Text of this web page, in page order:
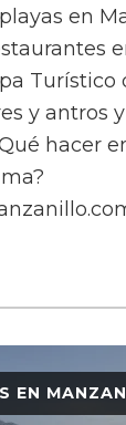
en
Turístico
y antros y
hacer
EN